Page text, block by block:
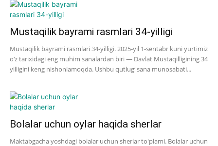
Mustaqilik bayrami rasmlari 34-yilligi
Mustaqilik bayrami rasmlari 34-yilligi. 2025-yil 1-sentabr kuni yurtimiz
o‘z tarixidagi eng muhim sanalardan biri — Davlat Mustaqilligining 34
yilligini keng nishonlamoqda. Ushbu qutlug‘ sana munosabati...
Bolalar uchun oylar haqida sherlar
Maktabgacha yoshdagi bolalar uchun sherlar to'plami. Bolalar uchun